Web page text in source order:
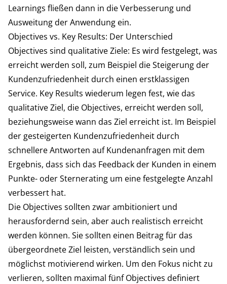
Learnings fließen dann in die Verbesserung und
Ausweitung der Anwendung ein.
Objectives vs. Key Results: Der Unterschied
Objectives sind qualitative Ziele: Es wird festgelegt, was
erreicht werden soll, zum Beispiel die Steigerung der
Kundenzufriedenheit durch einen erstklassigen
Service. Key Results wiederum legen fest, wie das
qualitative Ziel, die Objectives, erreicht werden soll,
beziehungsweise wann das Ziel erreicht ist. Im Beispiel
der gesteigerten Kundenzufriedenheit durch
schnellere Antworten auf Kundenanfragen mit dem
Ergebnis, dass sich das Feedback der Kunden in einem
Punkte- oder Sternerating um eine festgelegte Anzahl
verbessert hat.
Die Objectives sollten zwar ambitioniert und
herausfordernd sein, aber auch realistisch erreicht
werden können. Sie sollten einen Beitrag für das
übergeordnete Ziel leisten, verständlich sein und
möglichst motivierend wirken. Um den Fokus nicht zu
verlieren, sollten maximal fünf Objectives definiert